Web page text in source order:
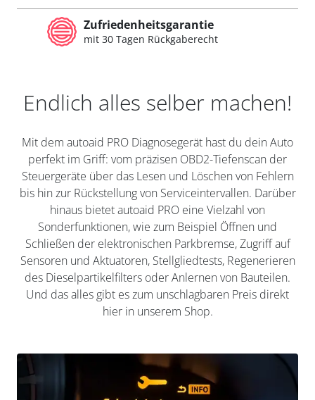
Zufriedenheitsgarantie
mit 30 Tagen Rückgaberecht
Endlich alles selber machen!
Mit dem autoaid PRO Diagnosegerät hast du dein Auto
perfekt im Griff: vom präzisen OBD2-Tiefenscan der
Steuergeräte über das Lesen und Löschen von Fehlern
bis hin zur Rückstellung von Serviceintervallen. Darüber
hinaus bietet autoaid PRO eine Vielzahl von
Sonderfunktionen, wie zum Beispiel Öffnen und
Schließen der elektronischen Parkbremse, Zugriff auf
Sensoren und Aktuatoren, Stellgliedtests, Regenerieren
des Dieselpartikelfilters oder Anlernen von Bauteilen.
Und das alles gibt es zum unschlagbaren Preis direkt
hier in unserem Shop.